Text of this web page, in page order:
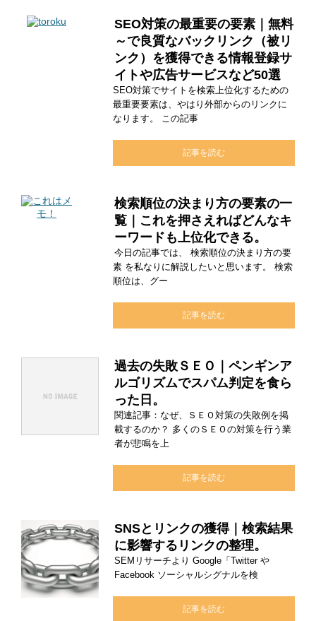
SEO対策の最重要の要素｜無料
～で良質なバックリンク（被リ
ンク）を獲得できる情報登録サ
イトや広告サービスなど50選
SEO対策でサイトを検索上位化するための
最重要要素は、やはり外部からのリンクに
なります。 この記事
記事を読む
検索順位の決まり方の要素の一
覧｜これを押さえればどんなキ
ーワードも上位化できる。
今日の記事では、 検索順位の決まり方の要
素 を私なりに解説したいと思います。 検索
順位は、グー
記事を読む
過去の失敗ＳＥＯ｜ペンギンア
ルゴリズムでスパム判定を食ら
った日。
関連記事：なぜ、ＳＥＯ対策の失敗例を掲
載するのか？ 多くのＳＥＯの対策を行う業
者が悲鳴を上
記事を読む
SNSとリンクの獲得｜検索結果
に影響するリンクの整理。
SEMリサーチより Google「Twitter や
Facebook ソーシャルシグナルを検
記事を読む